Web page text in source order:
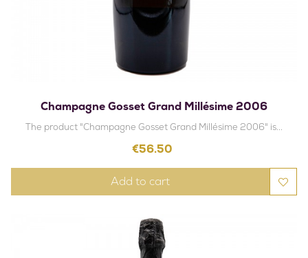
Champagne Gosset Grand Millésime 2006
The product "Champagne Gosset Grand Millésime 2006" is...
Price
€56.50
Add to cart